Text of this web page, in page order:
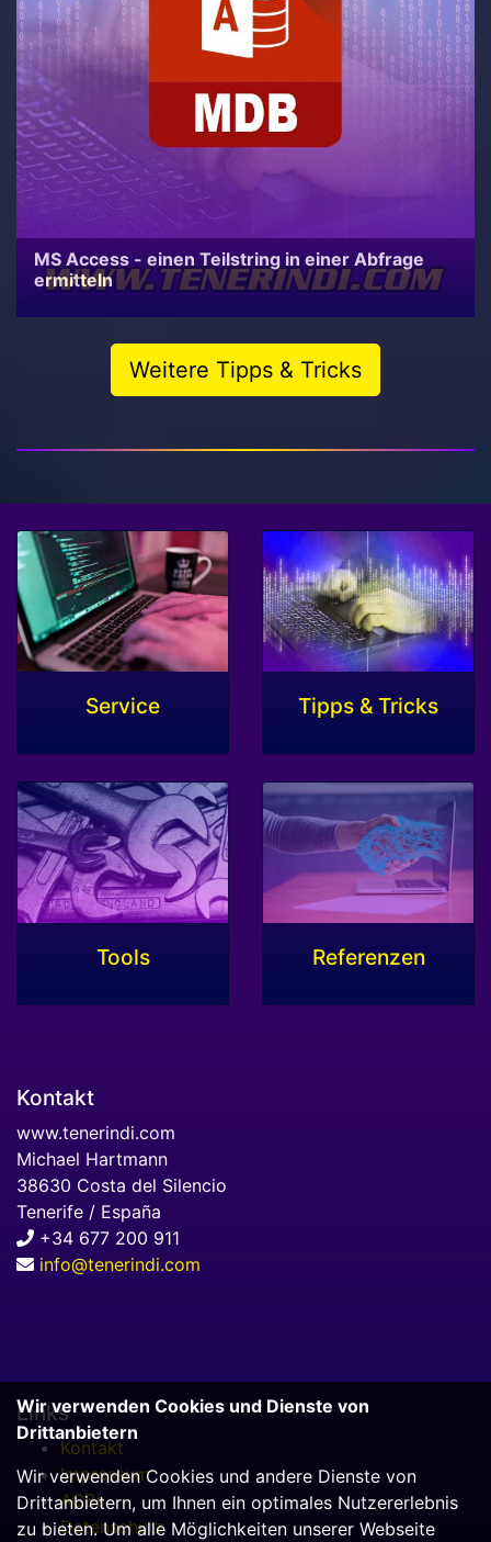
MS Access - einen Teilstring in einer Abfrage
ermitteln
Weitere Tipps & Tricks
Service Tipps & Tricks
Tools Referenzen
Kontakt
www.tenerindi.com
Michael Hartmann
38630 Costa del Silencio
Tenerife / España
+34 677 200 911
info@tenerindi.com
Links
Kontakt
Impressum
AGBs
Datenschutz
Wir verwenden Cookies und Dienste von
Drittanbietern
Wir verwenden Cookies und andere Dienste von
Drittanbietern, um Ihnen ein optimales Nutzererlebnis
zu bieten. Um alle Möglichkeiten unserer Webseite